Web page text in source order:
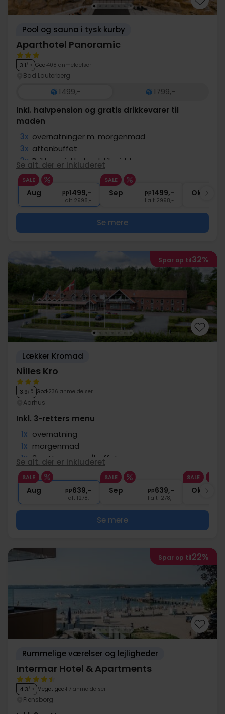
Pool og sauna i tysk kurby
Aparthotel Panoramic
3.1/ 5 God 408 anmeldelser
Bad Lauterberg
1499,-
1799,-
Inkl. halvpension og gratis drikkevarer til
maden
3x overnatninger m. morgenmad
3x aftenbuffet
3x Drikke er inkluderet til middagen
3x Adgang til wellnessafdeling
∞ Slutrengøring
Se alt, der er inkluderet
SALE
Aug pp1499,-
I alt 2998,-
SALE
Sep pp1499,-
I alt 2998,-
Okt
Se mere
Spar op til32%
Lækker Kromad
Nilles Kro
3.9/ 5 God 236 anmeldelser
Aarhus
Inkl. 3-retters menu
1x overnatning
1x morgenmad
1x 3-retters menu/buffet
1x Gratis øl/vin u/middagen til 20:00
∞ Gratis internet og parkering
Se alt, der er inkluderet
SALE
Aug pp639,-
I alt 1278,-
SALE
Sep pp639,-
I alt 1278,-
SALE
Okt
Se mere
Spar op til22%
Rummelige værelser og lejligheder
Intermar Hotel & Apartments
4.3/ 5 Meget god 117 anmeldelser
Flensborg